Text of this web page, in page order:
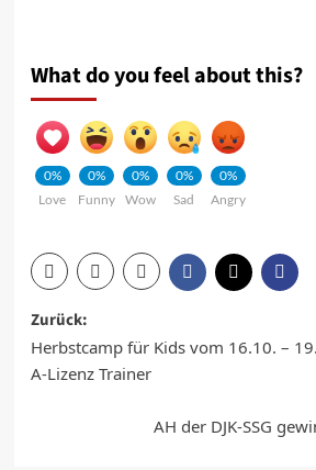
What do you feel about this?
0%
Love
0%
Funny
0%
Wow
0%
Sad
0%
Angry
Beitragsnavigation
Zurück:
Herbstcamp für Kids vom 16.10. –
A-Lizenz Trainer
AH der DJK-SSG